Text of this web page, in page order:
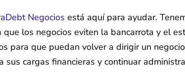
Negocios está aquí para ayudar.
los negocios eviten la bancarrota y el
para que puedan volver a dirigir un
cargas financieras y continuar